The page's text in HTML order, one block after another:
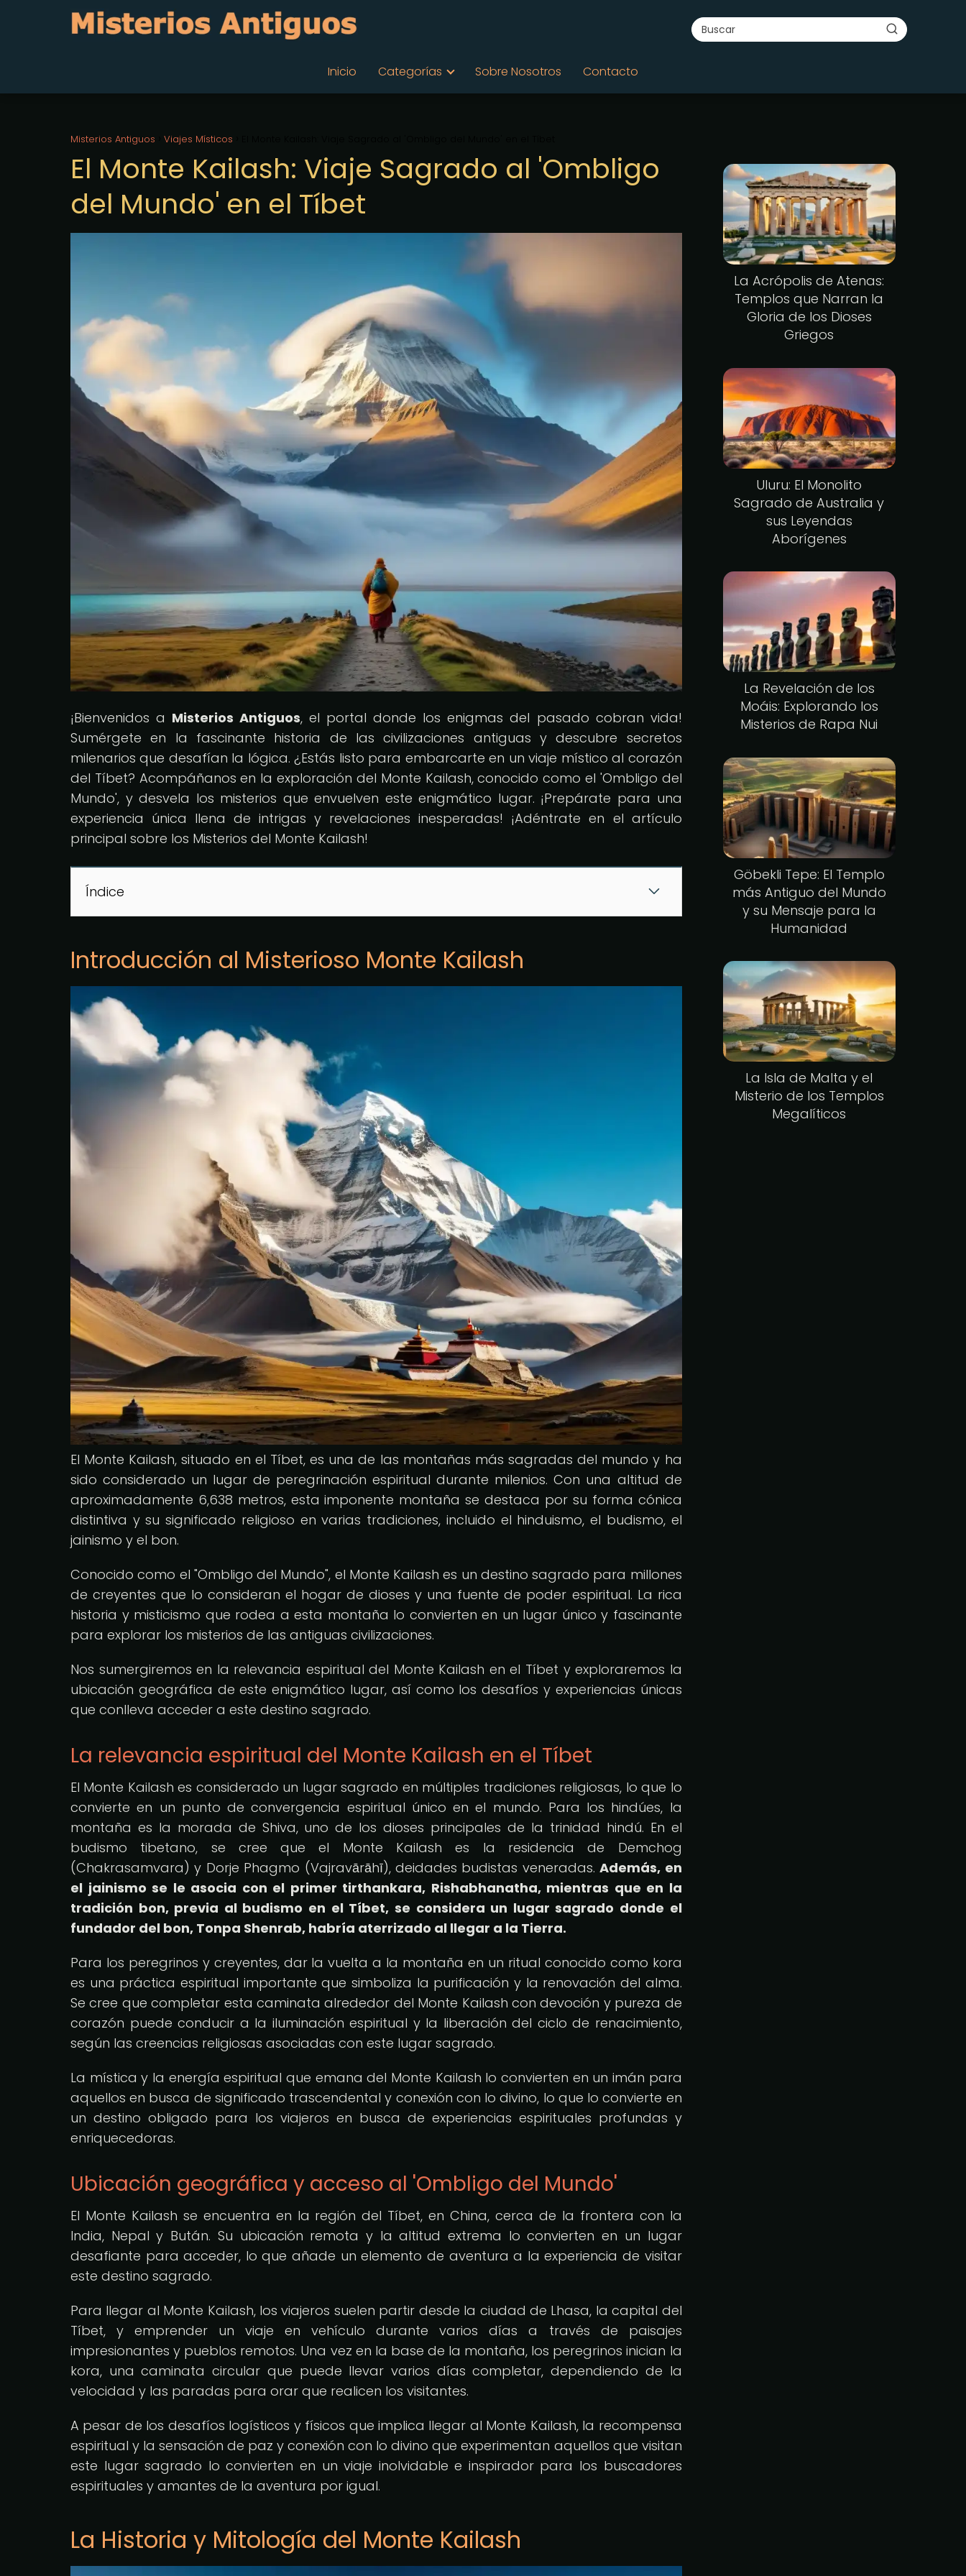
Inicio Categorías Sobre Nosotros Contacto
Misterios Antiguos Viajes Místicos
El Monte Kailash: Viaje Sagrado al 'Ombligo
del Mundo' en el Tíbet
¡Bienvenidos a Misterios Antiguos, el portal donde los enigmas del pasado cobran vida!
Sumérgete en la fascinante historia de las civilizaciones antiguas y descubre secretos
milenarios que desafían la lógica. ¿Estás listo para embarcarte en un viaje místico al corazón
del Tíbet? Acompáñanos en la exploración del Monte Kailash, conocido como el 'Ombligo del
Mundo', y desvela los misterios que envuelven este enigmático lugar. ¡Prepárate para una
experiencia única llena de intrigas y revelaciones inesperadas! ¡Adéntrate en el artículo
principal sobre los Misterios del Monte Kailash!
Índice
Introducción al Misterioso Monte Kailash
El Monte Kailash, situado en el Tíbet, es una de las montañas más sagradas del mundo y ha
sido considerado un lugar de peregrinación espiritual durante milenios. Con una altitud de
aproximadamente 6,638 metros, esta imponente montaña se destaca por su forma cónica
distintiva y su significado religioso en varias tradiciones, incluido el hinduismo, el budismo, el
jainismo y el bon.
Conocido como el "Ombligo del Mundo", el Monte Kailash es un destino sagrado para millones
de creyentes que lo consideran el hogar de dioses y una fuente de poder espiritual. La rica
historia y misticismo que rodea a esta montaña lo convierten en un lugar único y fascinante
para explorar los misterios de las antiguas civilizaciones.
Nos sumergiremos en la relevancia espiritual del Monte Kailash en el Tíbet y exploraremos la
ubicación geográfica de este enigmático lugar, así como los desafíos y experiencias únicas
que conlleva acceder a este destino sagrado.
La relevancia espiritual del Monte Kailash en el Tíbet
El Monte Kailash es considerado un lugar sagrado en múltiples tradiciones religiosas, lo que lo
convierte en un punto de convergencia espiritual único en el mundo. Para los hindúes, la
montaña es la morada de Shiva, uno de los dioses principales de la trinidad hindú. En el
budismo tibetano, se cree que el Monte Kailash es la residencia de Demchog
(Chakrasamvara) y Dorje Phagmo (Vajravārāhī), deidades budistas veneradas.Además, en
el jainismo se le asocia con el primer tirthankara, Rishabhanatha, mientras que en la
tradición bon, previa al budismo en el Tíbet, se considera un lugar sagrado donde el
fundador del bon, Tonpa Shenrab, habría aterrizado al llegar a la Tierra.
Para los peregrinos y creyentes, dar la vuelta a la montaña en un ritual conocido como kora
es una práctica espiritual importante que simboliza la purificación y la renovación del alma.
Se cree que completar esta caminata alrededor del Monte Kailash con devoción y pureza de
corazón puede conducir a la iluminación espiritual y la liberación del ciclo de renacimiento,
según las creencias religiosas asociadas con este lugar sagrado.
La mística y la energía espiritual que emana del Monte Kailash lo convierten en un imán para
aquellos en busca de significado trascendental y conexión con lo divino, lo que lo convierte en
un destino obligado para los viajeros en busca de experiencias espirituales profundas y
enriquecedoras.
Ubicación geográfica y acceso al 'Ombligo del Mundo'
El Monte Kailash se encuentra en la región del Tíbet, en China, cerca de la frontera con la
India, Nepal y Bután. Su ubicación remota y la altitud extrema lo convierten en un lugar
desafiante para acceder, lo que añade un elemento de aventura a la experiencia de visitar
este destino sagrado.
Para llegar al Monte Kailash, los viajeros suelen partir desde la ciudad de Lhasa, la capital del
Tíbet, y emprender un viaje en vehículo durante varios días a través de paisajes
impresionantes y pueblos remotos. Una vez en la base de la montaña, los peregrinos inician la
kora, una caminata circular que puede llevar varios días completar, dependiendo de la
velocidad y las paradas para orar que realicen los visitantes.
A pesar de los desafíos logísticos y físicos que implica llegar al Monte Kailash, la recompensa
espiritual y la sensación de paz y conexión con lo divino que experimentan aquellos que visitan
este lugar sagrado lo convierten en un viaje inolvidable e inspirador para los buscadores
espirituales y amantes de la aventura por igual.
La Historia y Mitología del Monte Kailash
La Acrópolis de Atenas:
Templos que Narran la
Gloria de los Dioses
Griegos
Uluru: El Monolito
Sagrado de Australia y
sus Leyendas
Aborígenes
La Revelación de los
Moáis: Explorando los
Misterios de Rapa Nui
Göbekli Tepe: El Templo
más Antiguo del Mundo
y su Mensaje para la
Humanidad
La Isla de Malta y el
Misterio de los Templos
Megalíticos